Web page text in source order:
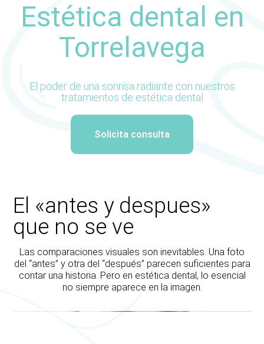
Estética dental en
Torrelavega
El poder de una sonrisa radiante con nuestros
tratamientos de estética dental
Solicita consulta
El «antes y despues»
que no se ve
Las comparaciones visuales son inevitables. Una foto
del “antes” y otra del “después” parecen suficientes para
contar una historia. Pero en estética dental, lo esencial
no siempre aparece en la imagen.